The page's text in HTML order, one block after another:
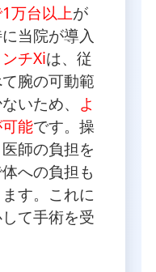
万台以上が
当院が導入
チXiは、従
腕の可動範
いため、 よ
能です。操
師の負担を
への負担も
す。これに
て手術を受